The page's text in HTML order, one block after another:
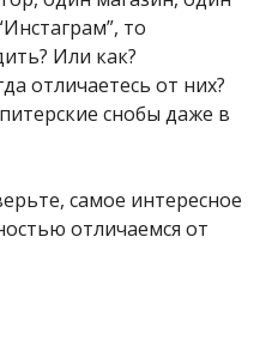
то
Или как?
отличаетесь от них?
снобы даже в
самое интересное
отличаемся от